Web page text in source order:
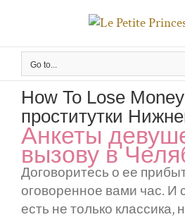
content
Go to...
How To Lose
проститутки
Анкеты
вызову в
Договоритесь о ее
оговоренное вами час. И
есть не только